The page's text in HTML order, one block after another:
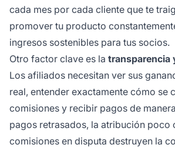
cada mes por cada cliente que te
promover tu producto
ingresos sostenibles para tus socios.
Otro factor clave es la transparencia
Los afiliados necesitan ver sus
real, entender exactamente cómo se
comisiones y recibir pagos de
pagos retrasados, la atribución poco
comisiones en disputa destruyen la